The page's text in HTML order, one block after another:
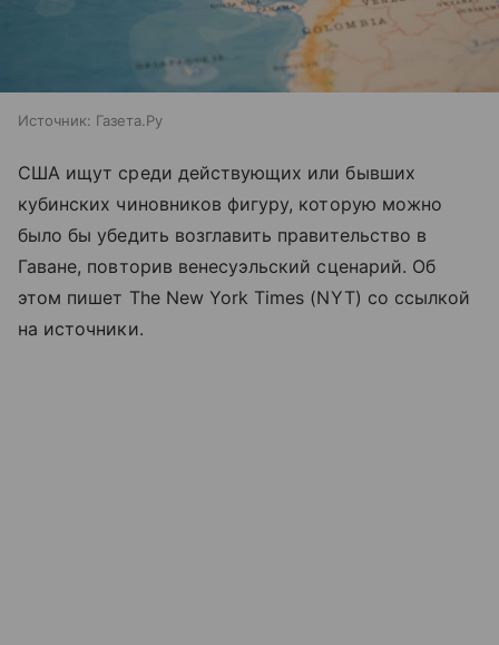
Источник: Газета.Ру
США ищут среди действующих или бывших
кубинских чиновников фигуру, которую можно
было бы убедить возглавить правительство в
Гаване, повторив венесуэльский сценарий. Об
этом пишет The New York Times (NYT) со ссылкой
на источники.